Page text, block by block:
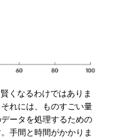
くなるわけではありま
れには、ものすごい量
ータを処理するための
手間と時間がかかりま